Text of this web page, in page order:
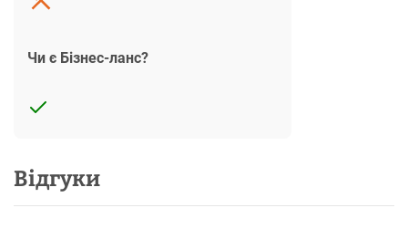
Чи є Бізнес-ланс?
Відгуки